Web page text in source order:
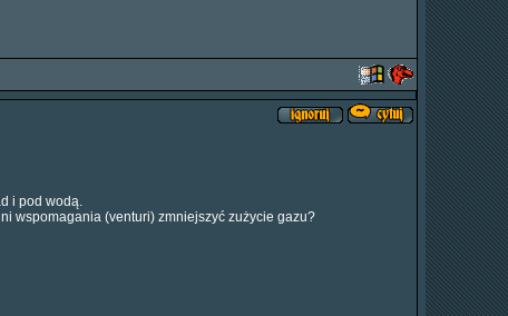
i pod wodą.
wspomagania (venturi) zmniejszyć zużycie gazu?